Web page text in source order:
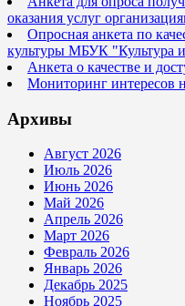
оказания услуг
Опросная анкета по
культуры МБУК "Культура
Анкета о качестве и
Мониторинг интересов
Архивы
Август 2026
Июль 2026
Июнь 2026
Май 2026
Апрель 2026
Март 2026
Февраль 2026
Январь 2026
Декабрь 2025
Ноябрь 2025